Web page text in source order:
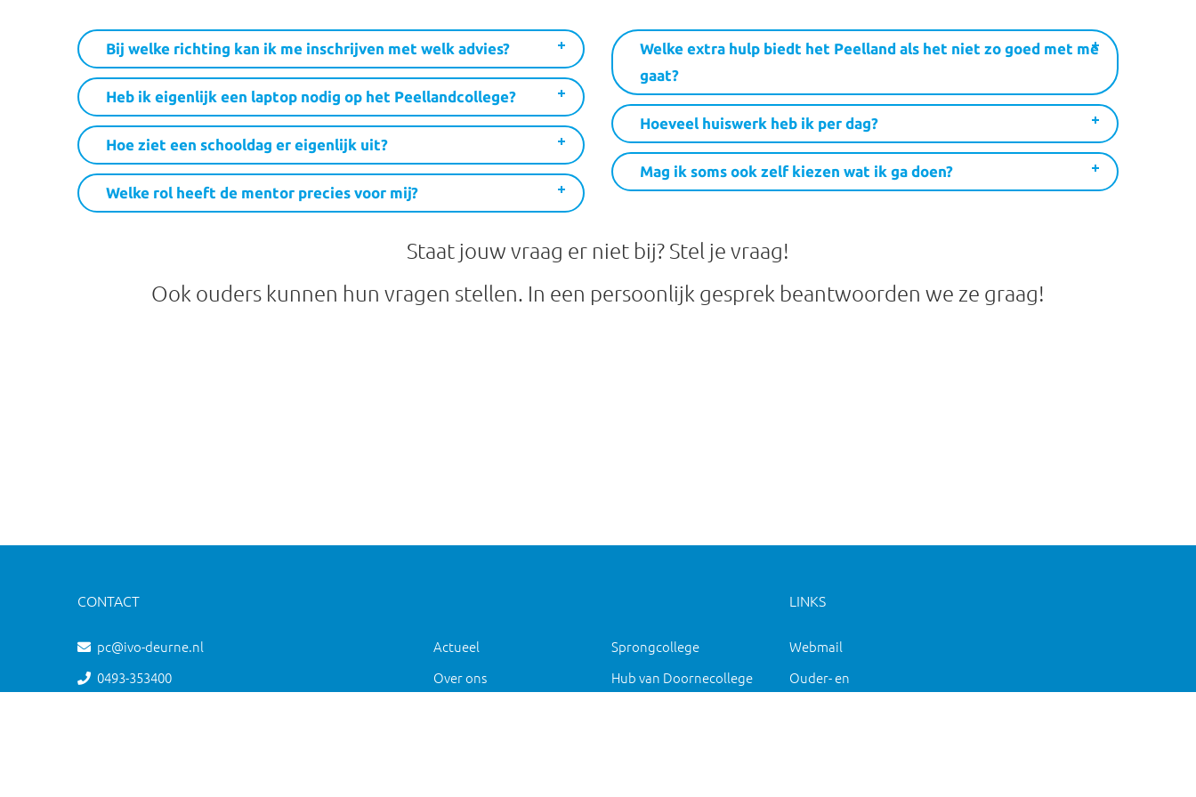
Bij welke richting kan ik me inschrijven met welk advies?
Heb ik eigenlijk een laptop nodig op het Peellandcollege?
Hoe ziet een schooldag er eigenlijk uit?
Welke rol heeft de mentor precies voor mij?
Welke extra hulp biedt het Peelland als het niet zo goed met me
gaat?
Hoeveel huiswerk heb ik per dag?
Mag ik soms ook zelf kiezen wat ik ga doen?
Staat jouw vraag er niet bij? Stel je vraag!
Ook ouders kunnen hun vragen stellen. In een persoonlijk gesprek beantwoorden we ze graag!
CONTACT
pc@ivo-deurne.nl
0493-353400
Actueel
Over ons
Sprongcollege
Hub van Doornecollege
LINKS
Webmail
Ouder- en